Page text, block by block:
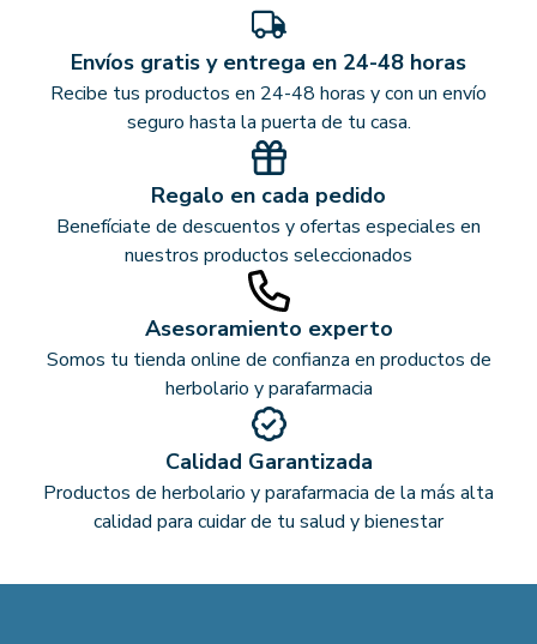
Envíos gratis y entrega en 24-48 horas
Recibe tus productos en 24-48 horas y con un envío
seguro hasta la puerta de tu casa.
Regalo en cada pedido
Benefíciate de descuentos y ofertas especiales en
nuestros productos seleccionados
Asesoramiento experto
Somos tu tienda online de confianza en productos de
herbolario y parafarmacia
Calidad Garantizada
Productos de herbolario y parafarmacia de la más alta
calidad para cuidar de tu salud y bienestar